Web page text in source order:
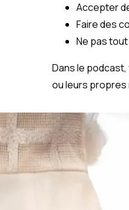
Accepter
Faire des
Ne pas
Dans le
ou leurs propres